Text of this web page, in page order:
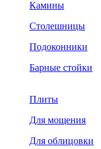
Камины
Столешницы
Подоконники
Барные стойки
Плиты
Для мощения
Для облицовки